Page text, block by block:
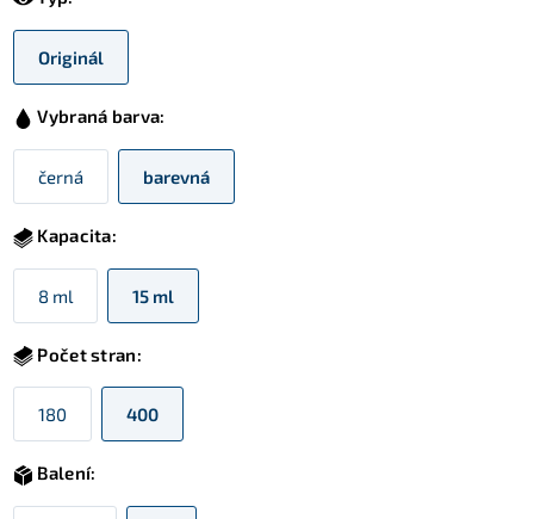
Originál
Vybraná barva:
černá barevná
Kapacita:
8 ml 15 ml
Počet stran:
180 400
Balení: